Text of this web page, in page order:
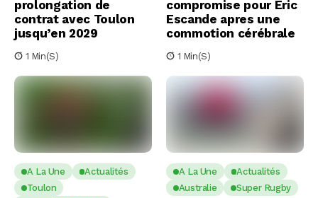
prolongation de
contrat avec Toulon
jusqu’en 2029
1 Min(s)
compromise pour Eric
Escande apres une
commotion cérébrale
1 Min(s)
A La Une
Actualités
Toulon
A La Une
Actualités
Australie
Super Rugby